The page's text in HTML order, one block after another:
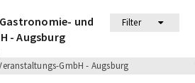
und
- Augsburg
Filter
GmbH - Augsburg